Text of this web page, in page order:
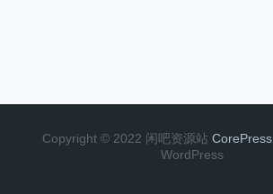
Copyright © 2022 闲吧资源站 CorePress
WordPress